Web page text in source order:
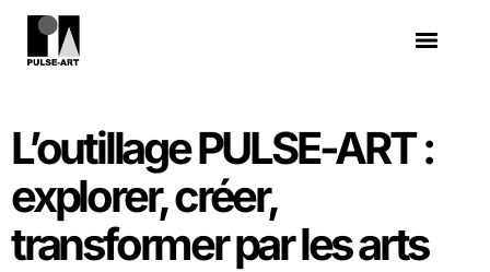
L’outillage PULSE-ART :
explorer, créer,
transformer par les arts